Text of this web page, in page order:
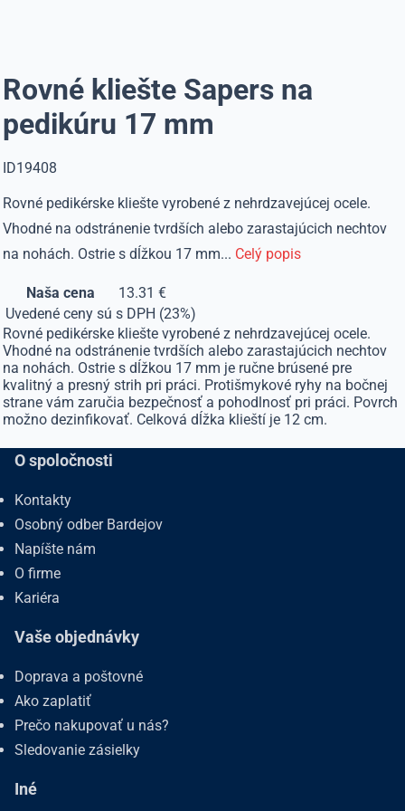
Rovné kliešte Sapers na
pedikúru 17 mm
ID19408
Rovné pedikérske kliešte vyrobené z nehrdzavejúcej ocele.
Vhodné na odstránenie tvrdších alebo zarastajúcich nechtov
na nohách. Ostrie s dĺžkou 17 mm... Celý popis
Naša cena
13.31 €
Uvedené ceny sú s DPH (23%)
Rovné pedikérske kliešte vyrobené z nehrdzavejúcej ocele.
Vhodné na odstránenie tvrdších alebo zarastajúcich nechtov
na nohách. Ostrie s dĺžkou 17 mm je ručne brúsené pre
kvalitný a presný strih pri práci. Protišmykové ryhy na bočnej
strane vám zaručia bezpečnosť a pohodlnosť pri práci. Povrch
možno dezinfikovať. Celková dĺžka klieští je 12 cm.
O spoločnosti
Kontakty
Osobný odber Bardejov
Napíšte nám
O firme
Kariéra
Vaše objednávky
Doprava a poštovné
Ako zaplatiť
Prečo nakupovať u nás?
Sledovanie zásielky
Iné